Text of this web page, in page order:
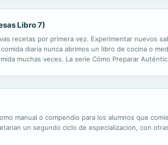
Libro 7)
recetas por primera vez. Experimentar nuevos
diaria nunca abrimos un libro de cocina o
muchas veces. La serie Cómo Preparar
manual o compendio para los alumnos que
un segundo ciclo de especializacion, con